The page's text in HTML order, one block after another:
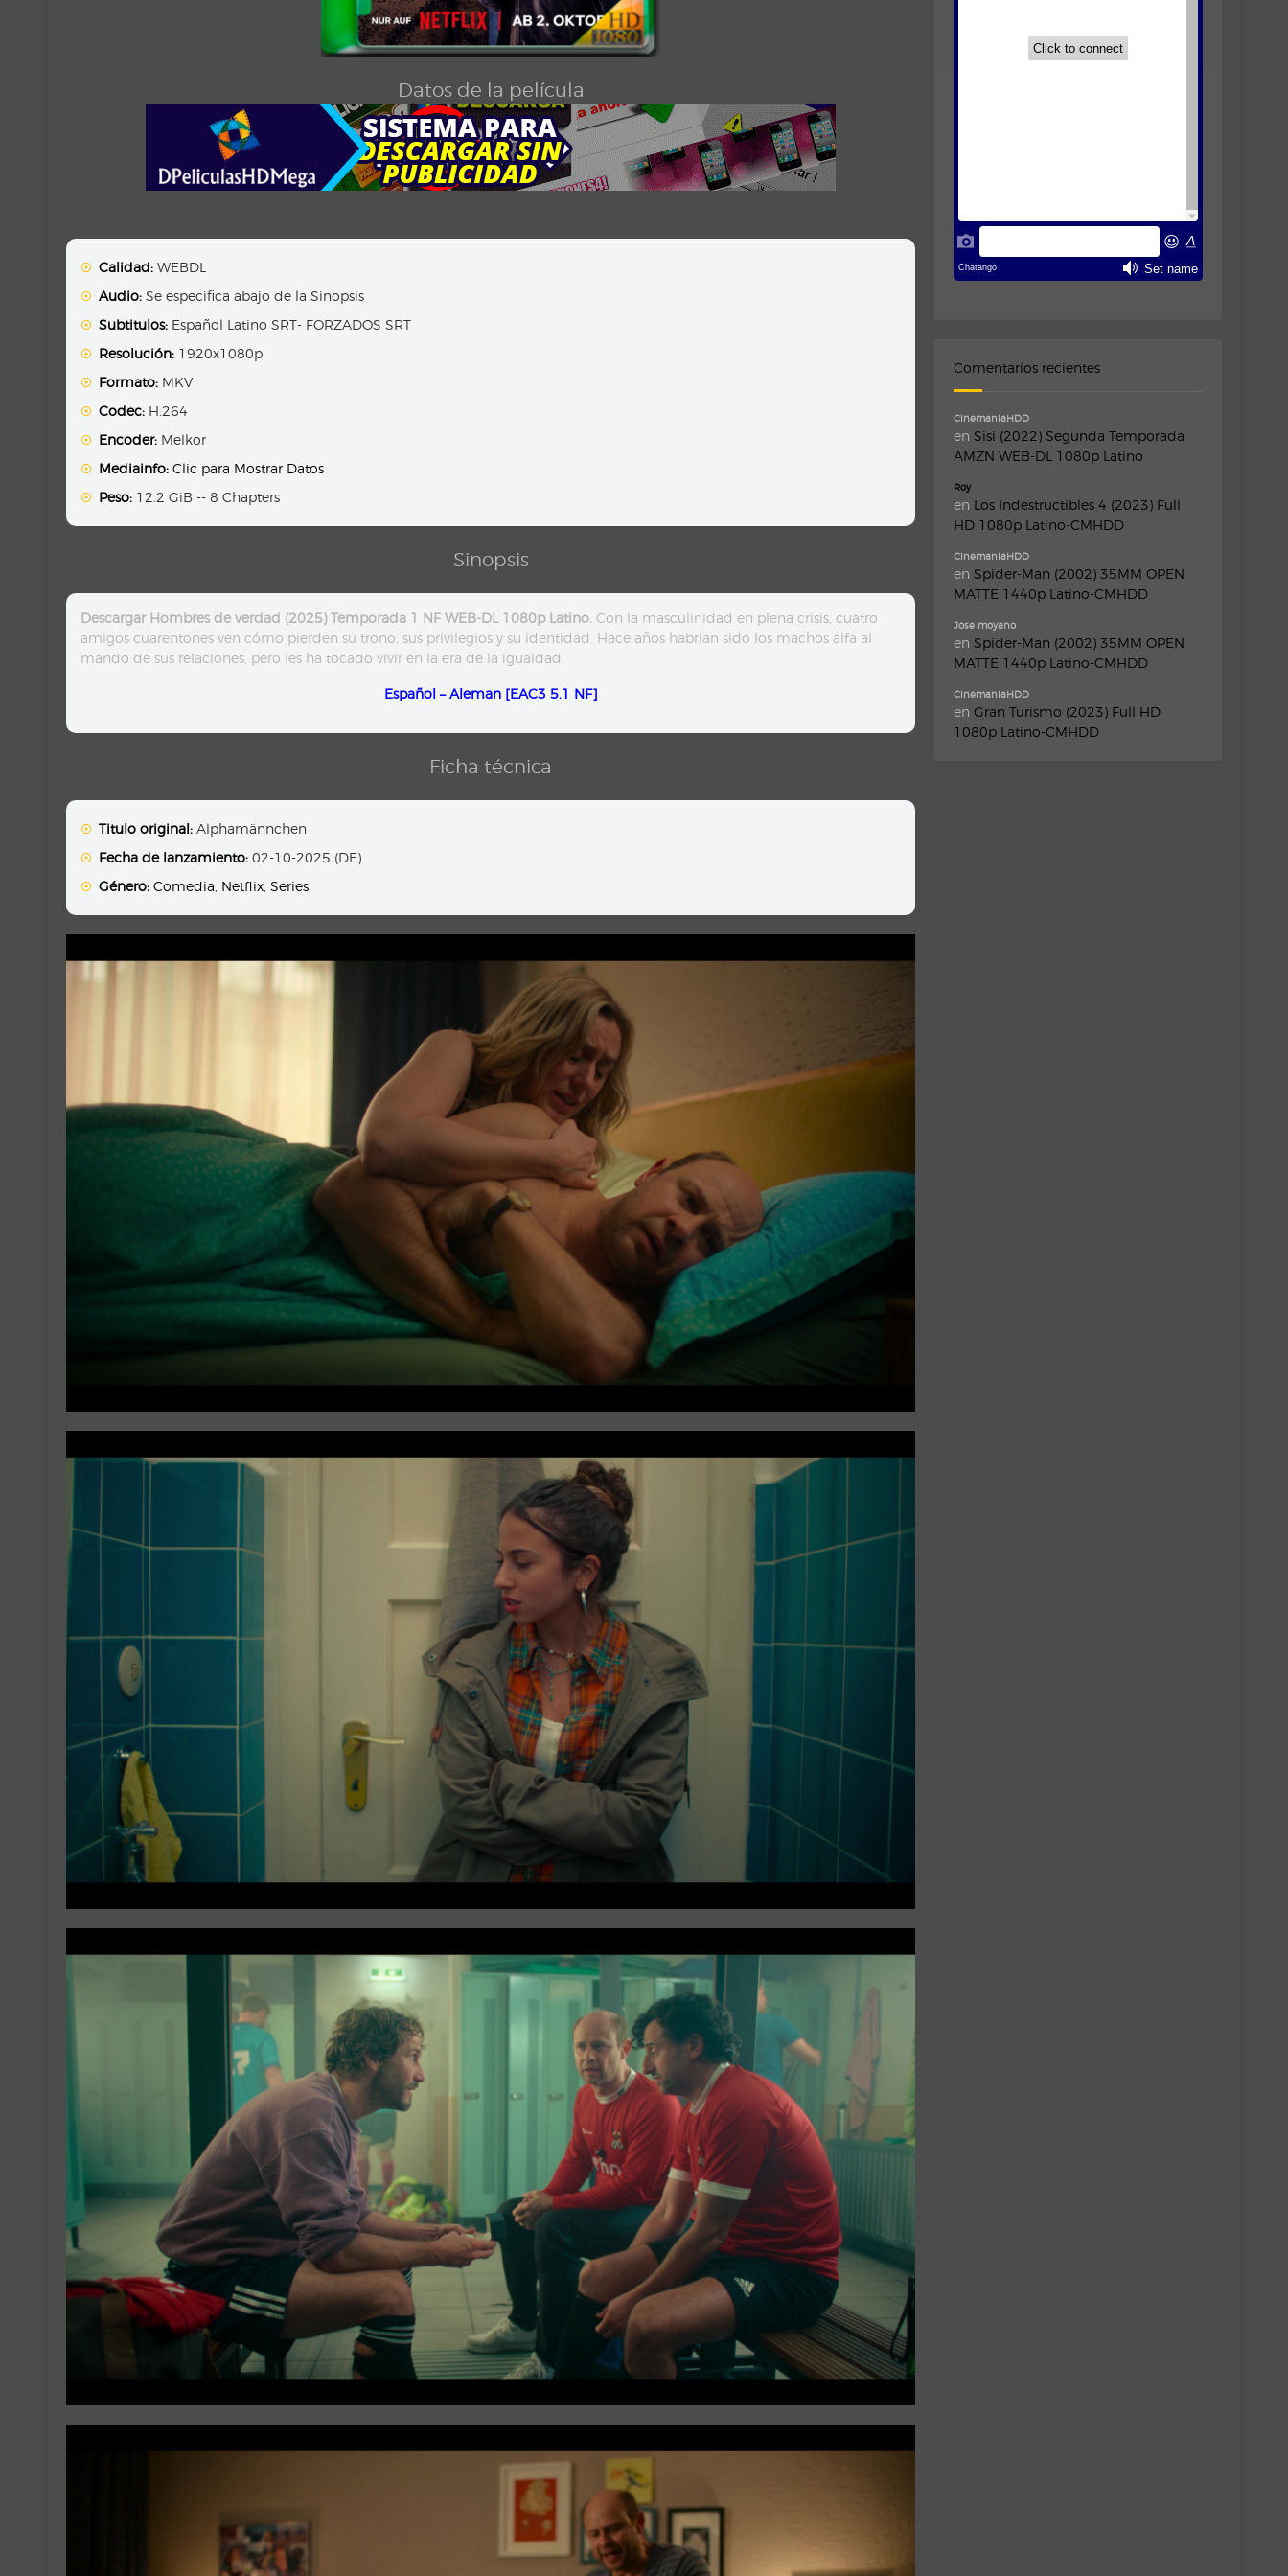
Datos de la película
Calidad: WEBDL
Audio: Se especifica abajo de la Sinopsis
Subtitulos: Español Latino SRT- FORZADOS SRT
Resolución: 1920x1080p
Formato: MKV
Codec: H.264
Encoder: Melkor
Mediainfo: Clic para Mostrar Datos
Peso: 12.2 GiB -- 8 Chapters
Sinopsis
Descargar Hombres de verdad (2025) Temporada 1 NF WEB-DL 1080p Latino. Con la masculinidad en plena crisis, cuatro
amigos cuarentones ven cómo pierden su trono, sus privilegios y su identidad. Hace años habrían sido los machos alfa al
mando de sus relaciones, pero les ha tocado vivir en la era de la igualdad.
Español – Aleman [EAC3 5.1 NF]
Ficha técnica
Titulo original: Alphamännchen
Fecha de lanzamiento: 02-10-2025 (DE)
Género: Comedia Netflix ,Series
Comentarios recientes
CinemaniaHDD
en Sisi (2022) Segunda Temporada
AMZN WEB-DL 1080p Latino
Roy
en Los Indestructibles 4 (2023) Full
HD 1080p Latino-CMHDD
CinemaniaHDD
en Spider-Man (2002) 35MM OPEN
MATTE 1440p Latino-CMHDD
Jose moyano
en Spider-Man (2002) 35MM OPEN
MATTE 1440p Latino-CMHDD
CinemaniaHDD
en Gran Turismo (2023) Full HD
1080p Latino-CMHDD